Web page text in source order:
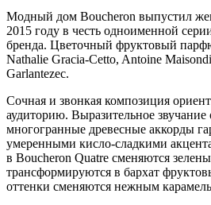
100ml
TESTER
Модный дом Boucheron выпустил
2015 году в честь одноименной
бренда. Цветочный фруктовый
Nathalie Gracia-Cetto, Antoine
Garlantezec.
Сочная и звонкая композиция
аудиторию. Выразительное
многогранные древесные аккорды
умеренными кисло-сладкими
в Boucheron Quatre сменяются
трансформируются в бархат
оттенки сменяются нежным